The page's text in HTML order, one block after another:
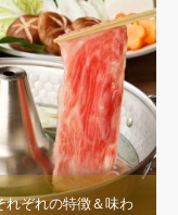
れぞれの特徴＆味わ